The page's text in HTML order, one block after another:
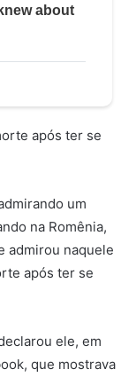
após ter se
um
na Romênia,
admirou naquele
após ter se
ele, em
que mostrava